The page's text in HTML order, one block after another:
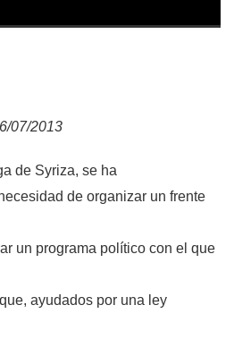
07/2013
de Syriza, se ha
de organizar un frente
un programa político con el que
ayudados por una ley